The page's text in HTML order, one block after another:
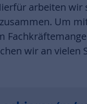
arbeiten
Um
wir an